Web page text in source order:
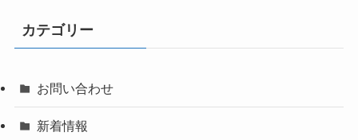
カテゴリー
お問い合わせ
新着情報